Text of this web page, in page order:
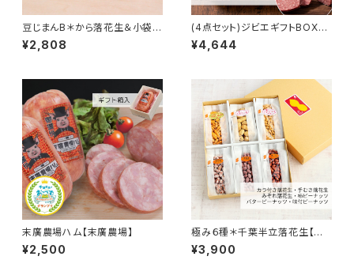
豆じまんB＊から落花生＆小袋４
種セット【与三郎の豆】
¥2,808
(4点セット)ジビエギフトBOX
【ジビエジャポン】
¥4,644
末廣農場ハム【末廣農場】
¥2,500
極み６種＊千葉半立落花生【木
村ピーナッツ】
¥3,900